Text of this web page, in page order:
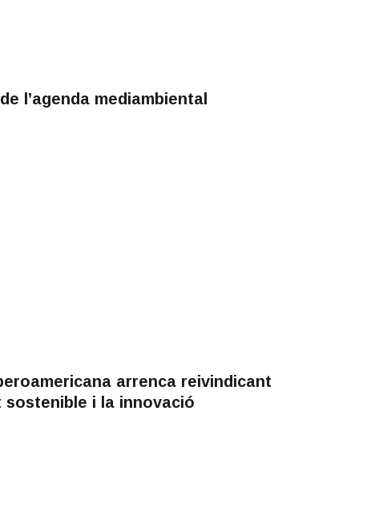
l’agenda mediambiental
arrenca reivindicant
sostenible i la innovació